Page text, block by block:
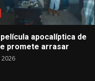
apocalíptica de
promete arrasar